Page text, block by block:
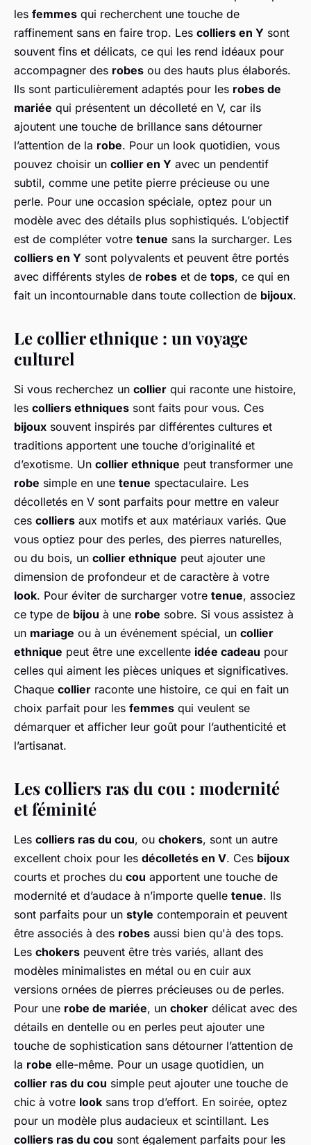
les femmes qui recherchent une touche de
raffinement sans en faire trop. Les colliers en Y sont
souvent fins et délicats, ce qui les rend idéaux pour
accompagner des robes ou des hauts plus élaborés.
Ils sont particulièrement adaptés pour les robes de
mariée qui présentent un décolleté en V, car ils
ajoutent une touche de brillance sans détourner
l’attention de la robe. Pour un look quotidien, vous
pouvez choisir un collier en Y avec un pendentif
subtil, comme une petite pierre précieuse ou une
perle. Pour une occasion spéciale, optez pour un
modèle avec des détails plus sophistiqués. L’objectif
est de compléter votre tenue sans la surcharger. Les
colliers en Y sont polyvalents et peuvent être portés
avec différents styles de robes et de tops, ce qui en
fait un incontournable dans toute collection de bijoux.
Le collier ethnique : un voyage
culturel
Si vous recherchez un collier qui raconte une histoire,
les colliers ethniques sont faits pour vous. Ces
bijoux souvent inspirés par différentes cultures et
traditions apportent une touche d’originalité et
d’exotisme. Un collier ethnique peut transformer une
robe simple en une tenue spectaculaire. Les
décolletés en V sont parfaits pour mettre en valeur
ces colliers aux motifs et aux matériaux variés. Que
vous optiez pour des perles, des pierres naturelles,
ou du bois, un collier ethnique peut ajouter une
dimension de profondeur et de caractère à votre
look. Pour éviter de surcharger votre tenue, associez
ce type de bijou à une robe sobre. Si vous assistez à
un mariage ou à un événement spécial, un collier
ethnique peut être une excellente idée cadeau pour
celles qui aiment les pièces uniques et significatives.
Chaque collier raconte une histoire, ce qui en fait un
choix parfait pour les femmes qui veulent se
démarquer et afficher leur goût pour l’authenticité et
l’artisanat.
Les colliers ras du cou : modernité
et féminité
Les colliers ras du cou, ou chokers, sont un autre
excellent choix pour les décolletés en V. Ces bijoux
courts et proches du cou apportent une touche de
modernité et d’audace à n’importe quelle tenue. Ils
sont parfaits pour un style contemporain et peuvent
être associés à des robes aussi bien qu'à des tops.
Les chokers peuvent être très variés, allant des
modèles minimalistes en métal ou en cuir aux
versions ornées de pierres précieuses ou de perles.
Pour une robe de mariée, un choker délicat avec des
détails en dentelle ou en perles peut ajouter une
touche de sophistication sans détourner l’attention de
la robe elle-même. Pour un usage quotidien, un
collier ras du cou simple peut ajouter une touche de
chic à votre look sans trop d’effort. En soirée, optez
pour un modèle plus audacieux et scintillant. Les
colliers ras du cou sont également parfaits pour les